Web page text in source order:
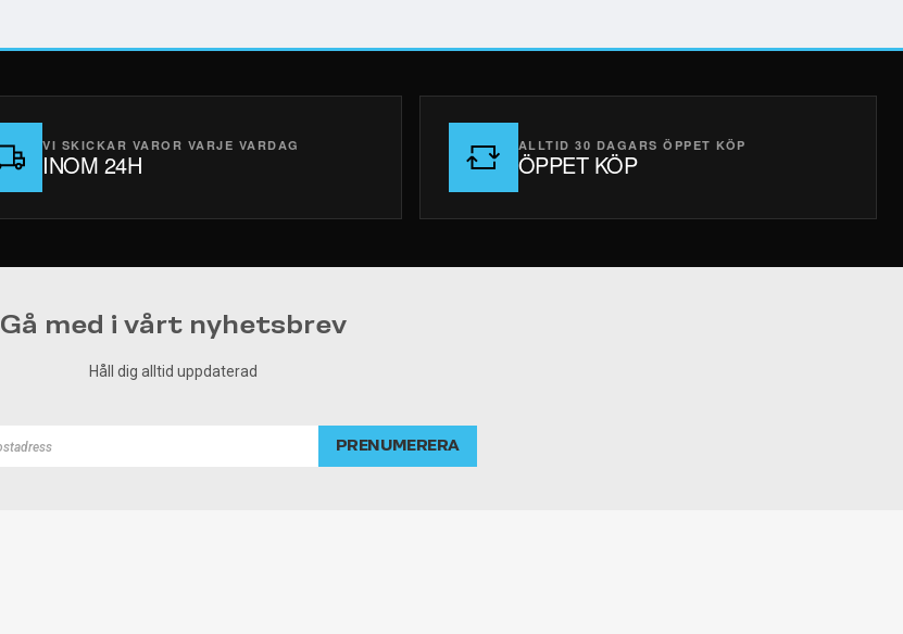
VI SKICKAR VAROR VARJE VARDAG
INOM 24H
ALLTID 30 DAGARS ÖPPET KÖP
ÖPPET KÖP
Gå med i vårt nyhetsbrev
Håll dig alltid uppdaterad
PRENUMERERA